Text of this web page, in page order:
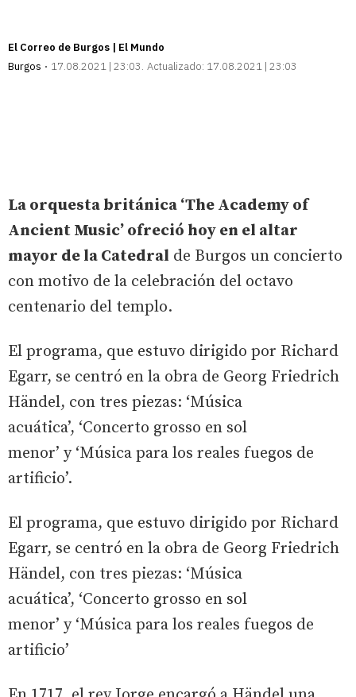
El Correo de Burgos | El Mundo
Burgos
17.08.2021 | 23:03 Actualizado: 17.08.2021 | 23:03
La orquesta británica ‘The Academy of
Ancient Music’ ofreció hoy en el altar
mayor de la Catedral de Burgos un concierto
con motivo de la celebración del octavo
centenario del templo.
El programa, que estuvo dirigido por Richard
Egarr, se centró en la obra de Georg Friedrich
Händel, con tres piezas: ‘Música
acuática’, ‘Concerto grosso en sol
menor’ y ‘Música para los reales fuegos de
artificio’.
El programa, que estuvo dirigido por Richard
Egarr, se centró en la obra de Georg Friedrich
Händel, con tres piezas: ‘Música
acuática’, ‘Concerto grosso en sol
menor’ y ‘Música para los reales fuegos de
artificio’